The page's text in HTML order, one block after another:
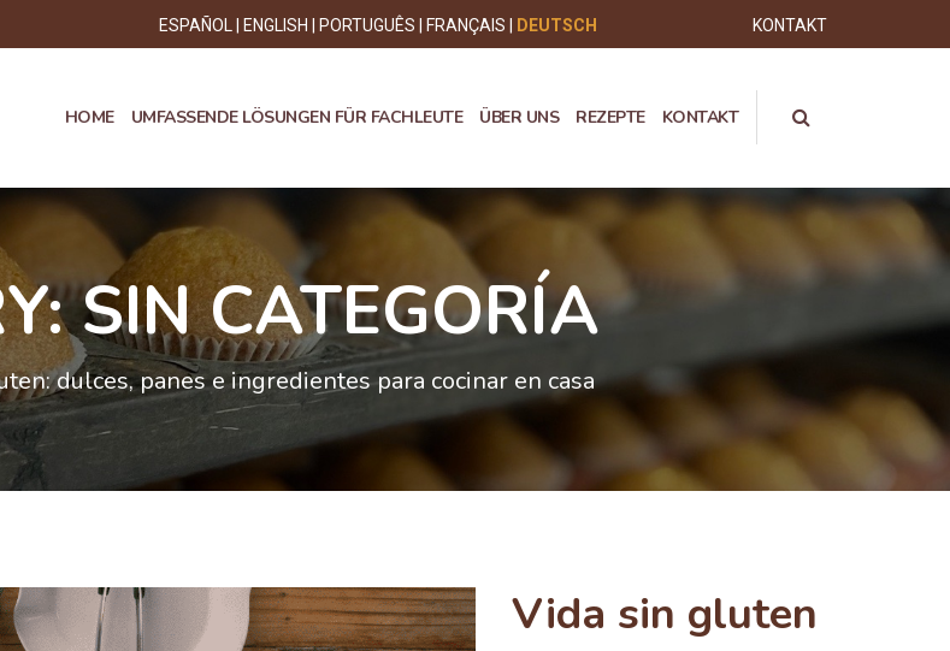
KONTAKT
ESPAÑOL ENGLISH PORTUGUÊS FRANÇAIS DEUTSCH
HOME UMFASSENDE LÖSUNGEN FÜR FACHLEUTE ÜBER UNS REZEPTE KONTAKT
SIN CATEGORÍA
Vida sin gluten